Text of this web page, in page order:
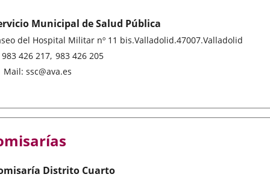
Municipal de Salud Pública
del Hospital Militar nº 11 bis.Valladolid.47007.Valladolid
983 426 217 983 426 205
Fax
Mail: ssc@ava.es
Distrito Cuarto